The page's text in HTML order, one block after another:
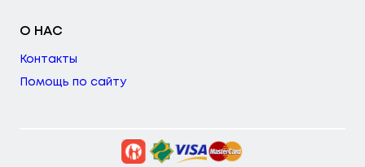
О НАС
Контакты
Помощь по сайту